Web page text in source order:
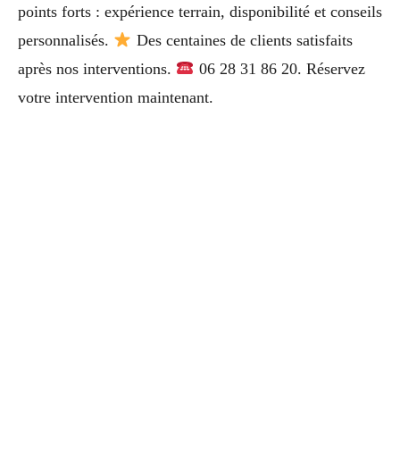
points forts : expérience terrain, disponibilité et conseils
personnalisés.
Des centaines de clients satisfaits
après nos interventions.
06 28 31 86 20. Réservez
votre intervention maintenant.